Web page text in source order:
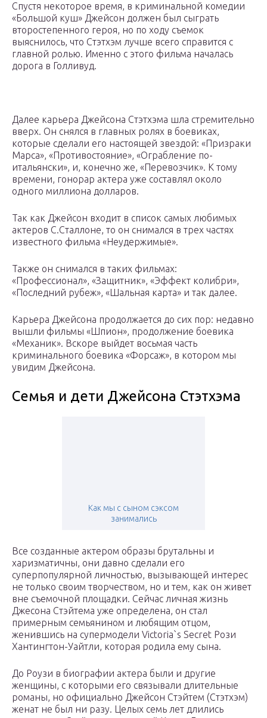
Спустя некоторое время, в криминальной комедии
«Большой куш» Джейсон должен был сыграть
второстепенного героя, но по ходу съемок
выяснилось, что Стэтхэм лучше всего справится с
главной ролью. Именно с этого фильма началась
дорога в Голливуд.
Далее карьера Джейсона Стэтхэма шла стремительно
вверх. Он снялся в главных ролях в боевиках,
которые сделали его настоящей звездой: «Призраки
Марса», «Противостояние», «Ограбление по-
итальянски», и, конечно же, «Перевозчик». К тому
времени, гонорар актера уже составлял около
одного миллиона долларов.
Так как Джейсон входит в список самых любимых
актеров С.Сталлоне, то он снимался в трех частях
известного фильма «Неудержимые».
Также он снимался в таких фильмах:
«Профессионал», «Защитник», «Эффект колибри»,
«Последний рубеж», «Шальная карта» и так далее.
Карьера Джейсона продолжается до сих пор: недавно
вышли фильмы «Шпион», продолжение боевика
«Механик». Вскоре выйдет восьмая часть
криминального боевика «Форсаж», в котором мы
увидим Джейсона.
Семья и дети Джейсона Стэтхэма
Как мы с сыном сэксом
занимались
Все созданные актером образы брутальны и
харизматичны, они давно сделали его
суперпопулярной личностью, вызывающей интерес
не только своим творчеством, но и тем, как он живет
вне съемочной площадки. Сейчас личная жизнь
Джесона Стэйтема уже определена, он стал
примерным семьянином и любящим отцом,
женившись на супермодели Victoria`s Secret Рози
Хантингтон-Уайтли, которая родила ему сына.
До Роузи в биографии актера были и другие
женщины, с которыми его связывали длительные
романы, но официально Джейсон Стэйтем (Стэтхэм)
женат не был ни разу. Целых семь лет длились